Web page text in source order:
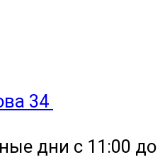
34
дни с 11:00 до